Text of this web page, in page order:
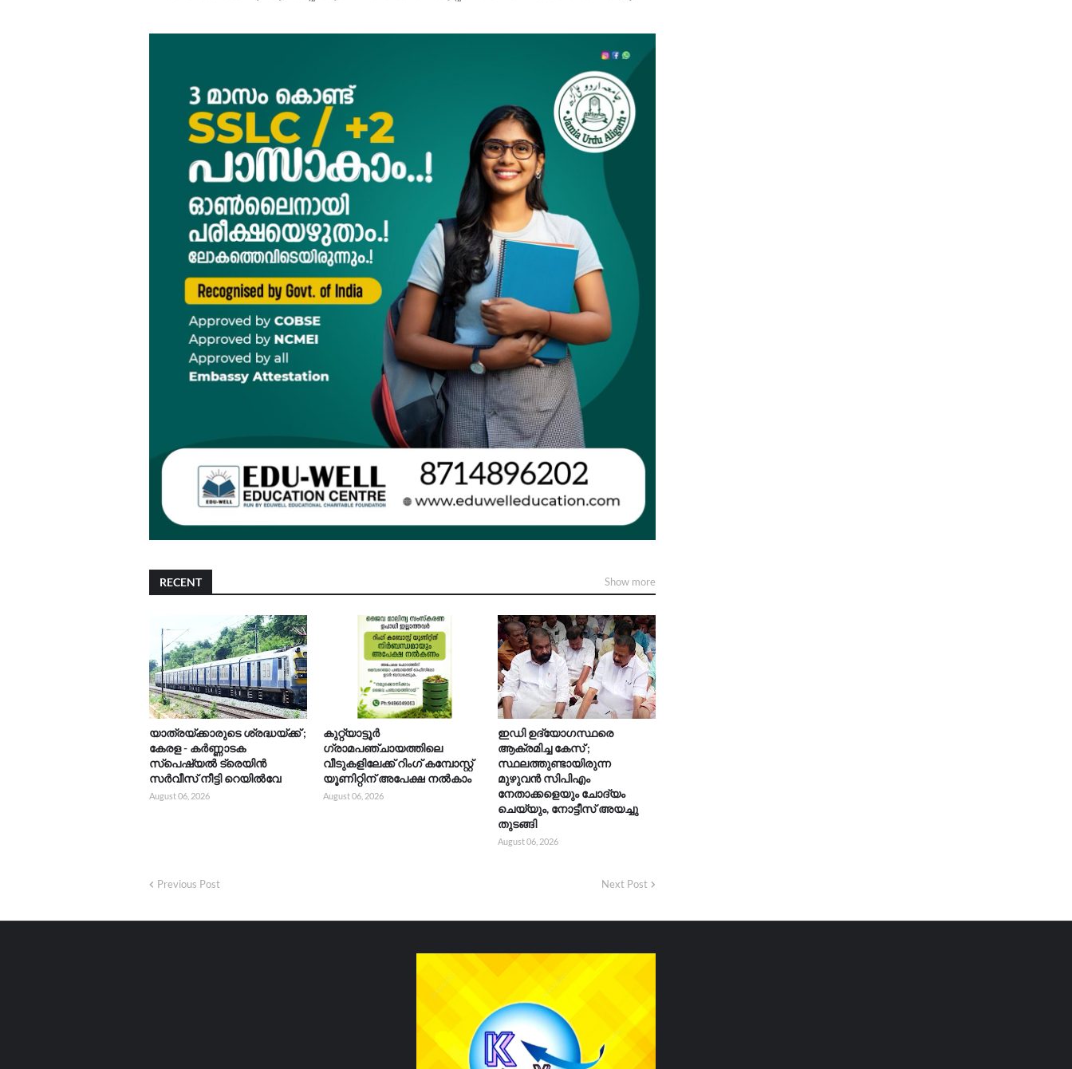
RECENT Show more
യാത്രയ്‌ക്കാരുടെ ശ്രദ്ധയ്ക്ക് ;
കേരള - കർണ്ണാടക
സ്പെഷ്യൽ ട്രെയിൻ
സർവീസ് നീട്ടി റെയിൽവേ
August 06, 2026
കുറ്റ്യാട്ടൂർ
ഗ്രാമപഞ്ചായത്തിലെ
വീടുകളിലേക്ക് റിംഗ് കമ്പോസ്റ്റ്
യൂണിറ്റിന് അപേക്ഷ നൽകാം
August 06, 2026
ഇഡി ഉദ്യോഗസ്ഥരെ
ആക്രമിച്ച കേസ് ;
സ്ഥലത്തുണ്ടായിരുന്ന
മുഴുവൻ സിപിഎം
നേതാക്കളെയും ചോദ്യം
ചെയ്യും, നോട്ടീസ് അയച്ചു
തുടങ്ങി
August 06, 2026
Previous Post Next Post